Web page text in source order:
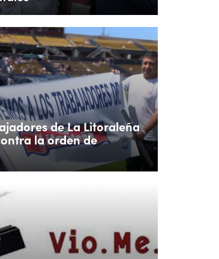
de La Litoraleña
la orden de